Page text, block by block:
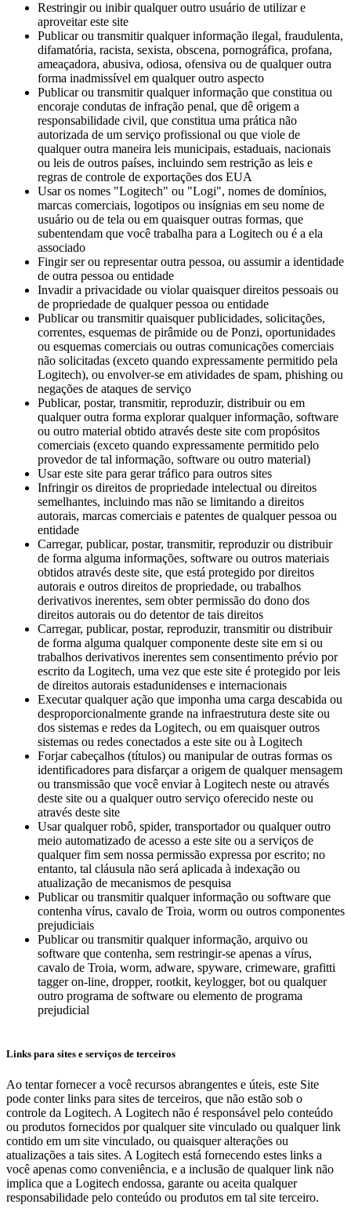
Restringir ou inibir qualquer outro usuário de utilizar e
aproveitar este site
Publicar ou transmitir qualquer informação ilegal, fraudulenta,
difamatória, racista, sexista, obscena, pornográfica, profana,
ameaçadora, abusiva, odiosa, ofensiva ou de qualquer outra
forma inadmissível em qualquer outro aspecto
Publicar ou transmitir qualquer informação que constitua ou
encoraje condutas de infração penal, que dê origem a
responsabilidade civil, que constitua uma prática não
autorizada de um serviço profissional ou que viole de
qualquer outra maneira leis municipais, estaduais, nacionais
ou leis de outros países, incluindo sem restrição as leis e
regras de controle de exportações dos EUA
Usar os nomes "Logitech" ou "Logi", nomes de domínios,
marcas comerciais, logotipos ou insígnias em seu nome de
usuário ou de tela ou em quaisquer outras formas, que
subentendam que você trabalha para a Logitech ou é a ela
associado
Fingir ser ou representar outra pessoa, ou assumir a identidade
de outra pessoa ou entidade
Invadir a privacidade ou violar quaisquer direitos pessoais ou
de propriedade de qualquer pessoa ou entidade
Publicar ou transmitir quaisquer publicidades, solicitações,
correntes, esquemas de pirâmide ou de Ponzi, oportunidades
ou esquemas comerciais ou outras comunicações comerciais
não solicitadas (exceto quando expressamente permitido pela
Logitech), ou envolver-se em atividades de spam, phishing ou
negações de ataques de serviço
Publicar, postar, transmitir, reproduzir, distribuir ou em
qualquer outra forma explorar qualquer informação, software
ou outro material obtido através deste site com propósitos
comerciais (exceto quando expressamente permitido pelo
provedor de tal informação, software ou outro material)
Usar este site para gerar tráfico para outros sites
Infringir os direitos de propriedade intelectual ou direitos
semelhantes, incluindo mas não se limitando a direitos
autorais, marcas comerciais e patentes de qualquer pessoa ou
entidade
Carregar, publicar, postar, transmitir, reproduzir ou distribuir
de forma alguma informações, software ou outros materiais
obtidos através deste site, que está protegido por direitos
autorais e outros direitos de propriedade, ou trabalhos
derivativos inerentes, sem obter permissão do dono dos
direitos autorais ou do detentor de tais direitos
Carregar, publicar, postar, reproduzir, transmitir ou distribuir
de forma alguma qualquer componente deste site em si ou
trabalhos derivativos inerentes sem consentimento prévio por
escrito da Logitech, uma vez que este site é protegido por leis
de direitos autorais estadunidenses e internacionais
Executar qualquer ação que imponha uma carga descabida ou
desproporcionalmente grande na infraestrutura deste site ou
dos sistemas e redes da Logitech, ou em quaisquer outros
sistemas ou redes conectados a este site ou à Logitech
Forjar cabeçalhos (títulos) ou manipular de outras formas os
identificadores para disfarçar a origem de qualquer mensagem
ou transmissão que você enviar à Logitech neste ou através
deste site ou a qualquer outro serviço oferecido neste ou
através deste site
Usar qualquer robô, spider, transportador ou qualquer outro
meio automatizado de acesso a este site ou a serviços de
qualquer fim sem nossa permissão expressa por escrito; no
entanto, tal cláusula não será aplicada à indexação ou
atualização de mecanismos de pesquisa
Publicar ou transmitir qualquer informação ou software que
contenha vírus, cavalo de Troia, worm ou outros componentes
prejudiciais
Publicar ou transmitir qualquer informação, arquivo ou
software que contenha, sem restringir-se apenas a vírus,
cavalo de Troia, worm, adware, spyware, crimeware, grafitti
tagger on-line, dropper, rootkit, keylogger, bot ou qualquer
outro programa de software ou elemento de programa
prejudicial
Links para sites e serviços de terceiros
Ao tentar fornecer a você recursos abrangentes e úteis, este Site
pode conter links para sites de terceiros, que não estão sob o
controle da Logitech. A Logitech não é responsável pelo conteúdo
ou produtos fornecidos por qualquer site vinculado ou qualquer link
contido em um site vinculado, ou quaisquer alterações ou
atualizações a tais sites. A Logitech está fornecendo estes links a
você apenas como conveniência, e a inclusão de qualquer link não
implica que a Logitech endossa, garante ou aceita qualquer
responsabilidade pelo conteúdo ou produtos em tal site terceiro.